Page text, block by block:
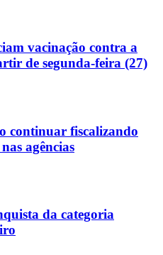
vacinação contra a
de segunda-feira (27)
continuar fiscalizando
agências
da categoria